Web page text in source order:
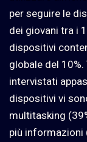
per seguire le
dei giovani tra i
dispositivi
globale del
intervistati
dispositivi vi
multitasking
più informazioni